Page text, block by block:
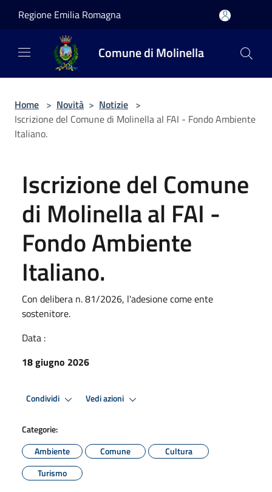
Regione Emilia Romagna
Comune di Molinella
Home > Novità > Notizie >
Iscrizione del Comune di Molinella al FAI - Fondo Ambiente
Italiano.
Iscrizione del Comune
di Molinella al FAI -
Fondo Ambiente
Italiano.
Con delibera n. 81/2026, l'adesione come ente
sostenitore.
Data :
18 giugno 2026
Condividi Vedi azioni
Categorie:
Ambiente
Comune
Cultura
Turismo